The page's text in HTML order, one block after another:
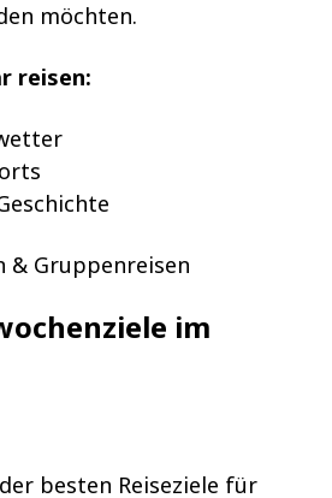
möchten.
reisen:
& Gruppenreisen
im
besten Reiseziele für